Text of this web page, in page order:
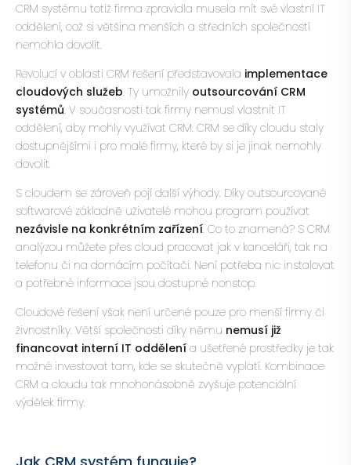
CRM systému totiž firma zpravidla musela mít své vlastní IT
oddělení, což si většina menších a středních společností
nemohla dovolit.
Revolucí v oblasti CRM řešení představovala implementace
cloudových služeb. Ty umožnily outsourcování CRM
systémů. V současnosti tak firmy nemusí vlastnit IT
oddělení, aby mohly využívat CRM. CRM se díky cloudu staly
dostupnějšími i pro malé firmy, které by si je jinak nemohly
dovolit.
S cloudem se zároveň pojí další výhody. Díky outsourcované
softwarové základně uživatelé mohou program používat
nezávisle na konkrétním zařízení. Co to znamená? S CRM
analýzou můžete přes cloud pracovat jak v kanceláři, tak na
telefonu či na domácím počítači. Není potřeba nic instalovat
a potřebné informace jsou dostupné nonstop.
Cloudové řešení však není určené pouze pro menší firmy či
živnostníky. Větší společnosti díky němu nemusí již
financovat interní IT oddělení a ušetřené prostředky je tak
možné investovat tam, kde se skutečně vyplatí. Kombinace
CRM a cloudu tak mnohonásobně zvyšuje potenciální
výdělek firmy.